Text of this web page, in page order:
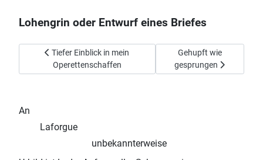
Lohengrin oder Entwurf eines Briefes
Vorheriger Beitrag: Tiefer Einblick in mein Operettenschaffen
Tiefer Einblick in mein
Operettenschaffen
Nächster Beitrag:
Gehupft wie
gesprungen
An
Laforgue
unbekannterweise